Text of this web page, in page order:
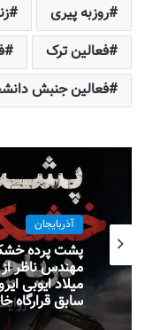
روزبه پیری
فعالین ترک
فعالین جنبش
آذربایجان
میلاد ایوبی
سابق قرارگاه